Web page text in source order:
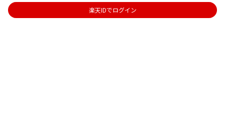
楽天IDでログイン